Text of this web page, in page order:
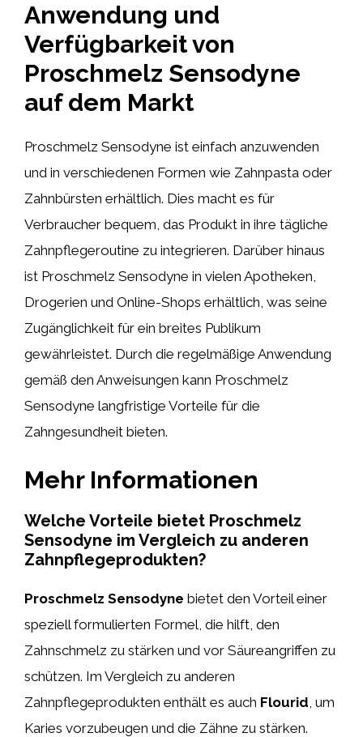
Anwendung und
Verfügbarkeit von
Proschmelz Sensodyne
auf dem Markt
Proschmelz Sensodyne ist einfach anzuwenden
und in verschiedenen Formen wie Zahnpasta oder
Zahnbürsten erhältlich. Dies macht es für
Verbraucher bequem, das Produkt in ihre tägliche
Zahnpflegeroutine zu integrieren. Darüber hinaus
ist Proschmelz Sensodyne in vielen Apotheken,
Drogerien und Online-Shops erhältlich, was seine
Zugänglichkeit für ein breites Publikum
gewährleistet. Durch die regelmäßige Anwendung
gemäß den Anweisungen kann Proschmelz
Sensodyne langfristige Vorteile für die
Zahngesundheit bieten.
Mehr Informationen
Welche Vorteile bietet Proschmelz
Sensodyne im Vergleich zu anderen
Zahnpflegeprodukten?
Proschmelz Sensodyne bietet den Vorteil einer
speziell formulierten Formel, die hilft, den
Zahnschmelz zu stärken und vor Säureangriffen zu
schützen. Im Vergleich zu anderen
Zahnpflegeprodukten enthält es auch Flourid , um
Karies vorzubeugen und die Zähne zu stärken.